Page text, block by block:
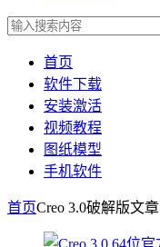
首页
软件下载
安装激活
视频教程
图纸模型
手机软件
首页Creo 3.0破解版文章